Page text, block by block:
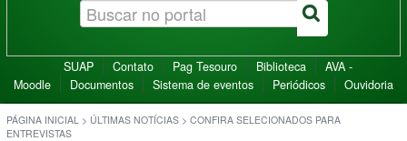
SUAP Contato Pag Tesouro Biblioteca
AVA -
Moodle
Documentos Sistema de eventos Periódicos Ouvidoria
PÁGINA INICIAL > ÚLTIMAS NOTÍCIAS > CONFIRA SELECIONADOS PARA
ENTREVISTAS